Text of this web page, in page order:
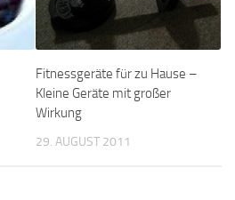
Fitnessgeräte für zu Hause –
Kleine Geräte mit großer
Wirkung
29. AUGUST 2011